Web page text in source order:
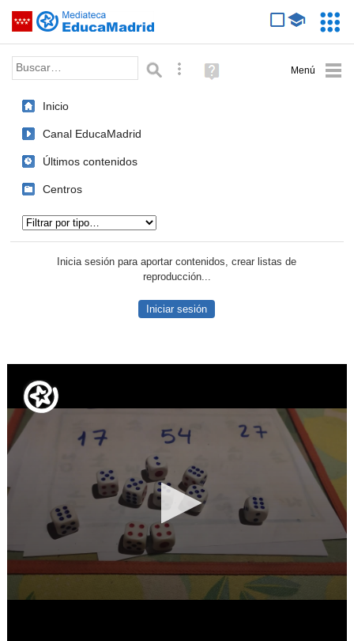
Saltar navegación
Palabra o frase: Búsqueda avanzada
Ayuda
(en
Inicio
Canal EducaMadrid
Últimos contenidos
Centros
Inicia sesión para aportar contenidos, crear listas de
reproducción...
Iniciar sesión